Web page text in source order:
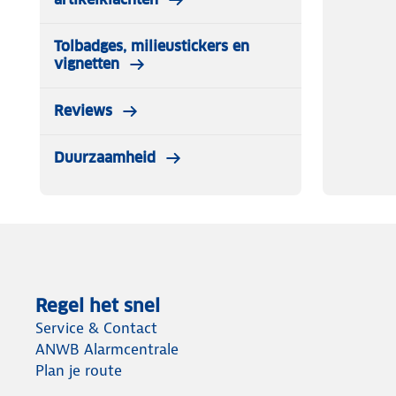
✓ Fabrieksgarantie: 2 jaar
Tolbadges, milieustickers en
vignetten
Reviews
Duurzaamheid
Regel het snel
Service & Contact
ANWB Alarmcentrale
Plan je route